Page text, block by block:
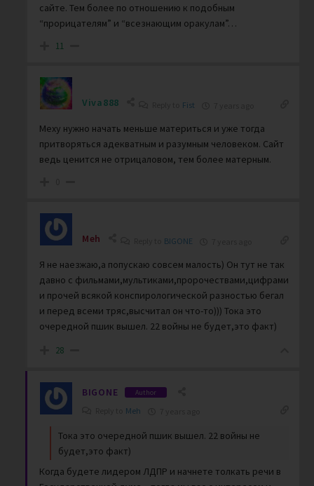
сайте. Тем более по отношению к подобным
“прорицателям” и “всезнающим оракулам”…
11
Viva888 Fist
Меху нужно начать меньше материться и уже тогда
притворяться адекватным и разумным человеком. Сайт
ведь ценится не отрицаловом, тем более матерным.
Meh BIGONE
Я не наезжаю,а попускаю совсем малость) Он тут не так
давно с фильмами,мультиками,пророчествами,цифрами
и прочей всякой конспирологической разностью бегал
и перед всеми тряс,высчитал он что-то))) Тока это
очередной пшик вышел. 22 войны не будет,это факт)
28
BIGONE Author
Meh
Тока это очередной пшик вышел. 22 войны не
будет,это факт)
Когда будете лидером ЛДПР и начнете толкать речи в